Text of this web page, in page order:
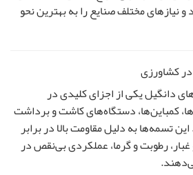
نیازهای مختلف صنایع را به بهترین نحو
کشاورزی
دانگیل یکی از اجزای کلیدی در
کمباین‌ها، دستگاه‌های کاشت و برداشت
تسمه‌ها به دلیل مقاومت بالا در برابر
رطوبت و گرما، عملکردی بی‌نقص در